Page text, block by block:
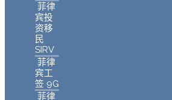
菲律
宾投
资移
民
SIRV
菲律
宾工
签 9G
菲律